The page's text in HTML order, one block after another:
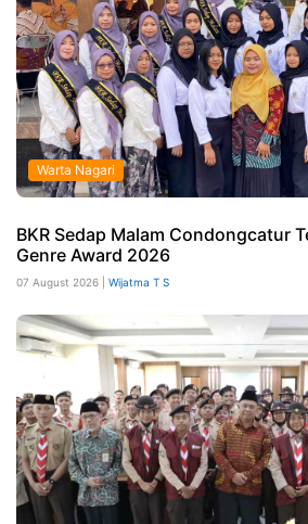
Warta Nagari
BKR Sedap Malam Condongcatur
Genre Award 2026
07 August 2026 | Wijatma T S